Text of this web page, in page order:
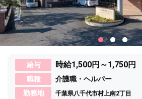
給与 時給1,500円～1,750円
職種
介護職・ヘルパー
勤務地
千葉県八千代市村上南2丁目